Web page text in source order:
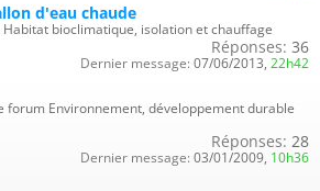
d'eau chaude
bioclimatique, isolation et chauffage
Réponses: 36
Dernier message: 07/06/2013, 22h42
forum Environnement, développement durable
Réponses: 28
Dernier message: 03/01/2009, 10h36